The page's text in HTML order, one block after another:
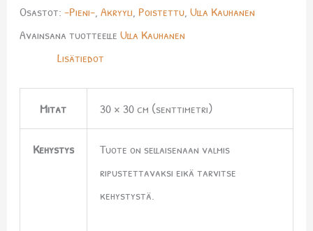
Osastot: -Pieni-, Akryyli, Poistettu, Ulla Kauhanen
Avainsana tuotteelle Ulla Kauhanen
Lisätiedot
Mitat 30 × 30 cm (senttimetri)
Kehystys
Tuote on sellaisenaan valmis
ripustettavaksi eikä tarvitse
kehystystä.